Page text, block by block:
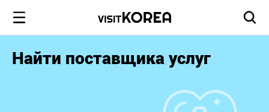
Найти поставщика услуг